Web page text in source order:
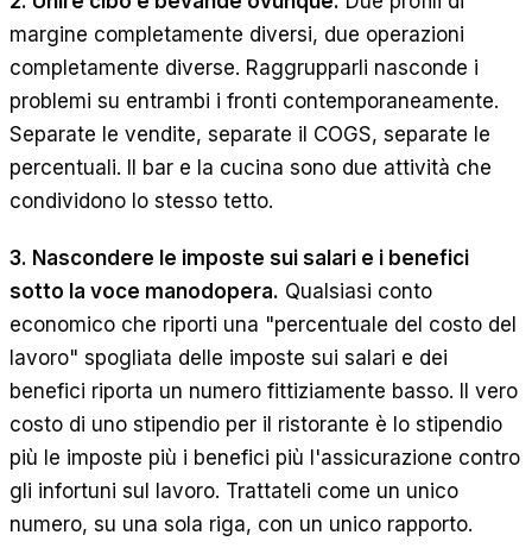
margine completamente diversi, due operazioni
completamente diverse. Raggrupparli nasconde i
problemi su entrambi i fronti contemporaneamente.
Separate le vendite, separate il COGS, separate le
percentuali. Il bar e la cucina sono due attività che
condividono lo stesso tetto.
3. Nascondere le imposte sui salari e i benefici
sotto la voce manodopera. Qualsiasi conto
economico che riporti una "percentuale del costo del
lavoro" spogliata delle imposte sui salari e dei
benefici riporta un numero fittiziamente basso. Il vero
costo di uno stipendio per il ristorante è lo stipendio
più le imposte più i benefici più l'assicurazione contro
gli infortuni sul lavoro. Trattateli come un unico
numero, su una sola riga, con un unico rapporto.